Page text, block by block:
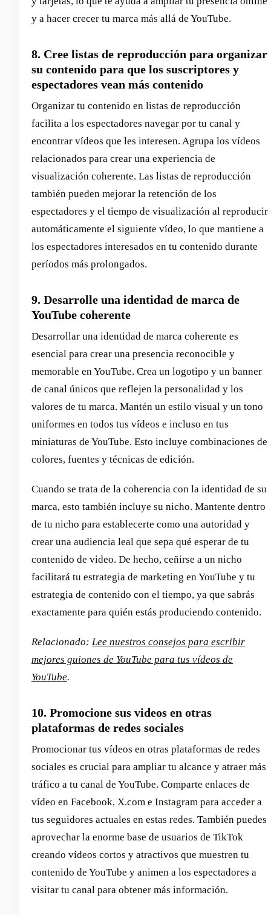
y a hacer crecer tu marca más allá de YouTube.
8. Cree listas de reproducción para organizar
su contenido para que los suscriptores y
espectadores vean más contenido
Organizar tu contenido en listas de reproducción
facilita a los espectadores navegar por tu canal y
encontrar vídeos que les interesen. Agrupa los vídeos
relacionados para crear una experiencia de
visualización coherente. Las listas de reproducción
también pueden mejorar la retención de los
espectadores y el tiempo de visualización al reproducir
automáticamente el siguiente vídeo, lo que mantiene a
los espectadores interesados en tu contenido durante
períodos más prolongados.
9. Desarrolle una identidad de marca de
YouTube coherente
Desarrollar una identidad de marca coherente es
esencial para crear una presencia reconocible y
memorable en YouTube. Crea un logotipo y un banner
de canal únicos que reflejen la personalidad y los
valores de tu marca. Mantén un estilo visual y un tono
uniformes en todos tus vídeos e incluso en tus
miniaturas de YouTube. Esto incluye combinaciones de
colores, fuentes y técnicas de edición.
Cuando se trata de la coherencia con la identidad de su
marca, esto también incluye su nicho. Mantente dentro
de tu nicho para establecerte como una autoridad y
crear una audiencia leal que sepa qué esperar de tu
contenido de video. De hecho, ceñirse a un nicho
facilitará tu estrategia de marketing en YouTube y tu
estrategia de contenido con el tiempo, ya que sabrás
exactamente para quién estás produciendo contenido.
Relacionado: Lee nuestros consejos para escribir
mejores guiones de YouTube para tus vídeos de
YouTube.
10. Promocione sus videos en otras
plataformas de redes sociales
Promocionar tus vídeos en otras plataformas de redes
sociales es crucial para ampliar tu alcance y atraer más
tráfico a tu canal de YouTube. Comparte enlaces de
vídeo en Facebook, X.com e Instagram para acceder a
tus seguidores actuales en estas redes. También puedes
aprovechar la enorme base de usuarios de TikTok
creando vídeos cortos y atractivos que muestren tu
contenido de YouTube y animen a los espectadores a
visitar tu canal para obtener más información.